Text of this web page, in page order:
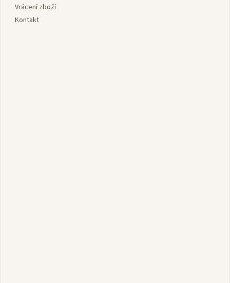
Vrácení zboží
Kontakt